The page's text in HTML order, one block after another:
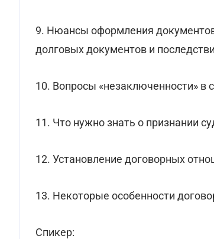
9. Нюансы оформления
долговых документов и
10. Вопросы «незаключенности» в
11. Что нужно знать о признании
12. Установление договорных
13. Некоторые особенности
Спикер: